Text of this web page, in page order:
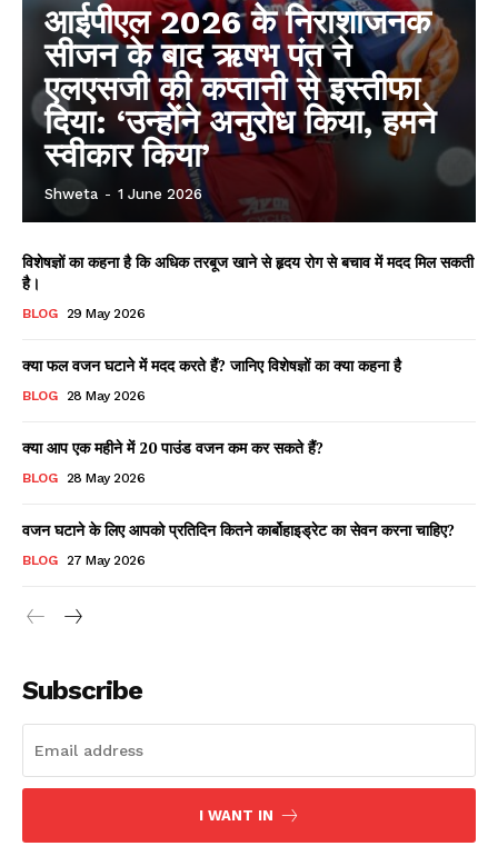
आईपीएल 2026 के निराशाजनक
सीजन के बाद ऋषभ पंत ने
एलएसजी की कप्तानी से इस्तीफा
दिया: ‘उन्होंने अनुरोध किया, हमने
स्वीकार किया’
Shweta - 1 June 2026
विशेषज्ञों का कहना है कि अधिक तरबूज खाने से हृदय रोग से बचाव में मदद मिल सकती
है।
BLOG 29 May 2026
क्या फल वजन घटाने में मदद करते हैं? जानिए विशेषज्ञों का क्या कहना है
BLOG 28 May 2026
क्या आप एक महीने में 20 पाउंड वजन कम कर सकते हैं?
BLOG 28 May 2026
वजन घटाने के लिए आपको प्रतिदिन कितने कार्बोहाइड्रेट का सेवन करना चाहिए?
BLOG 27 May 2026
Subscribe
I WANT IN